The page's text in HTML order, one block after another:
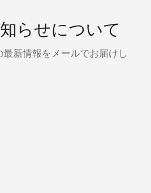
らせについて
新情報をメールでお届けし